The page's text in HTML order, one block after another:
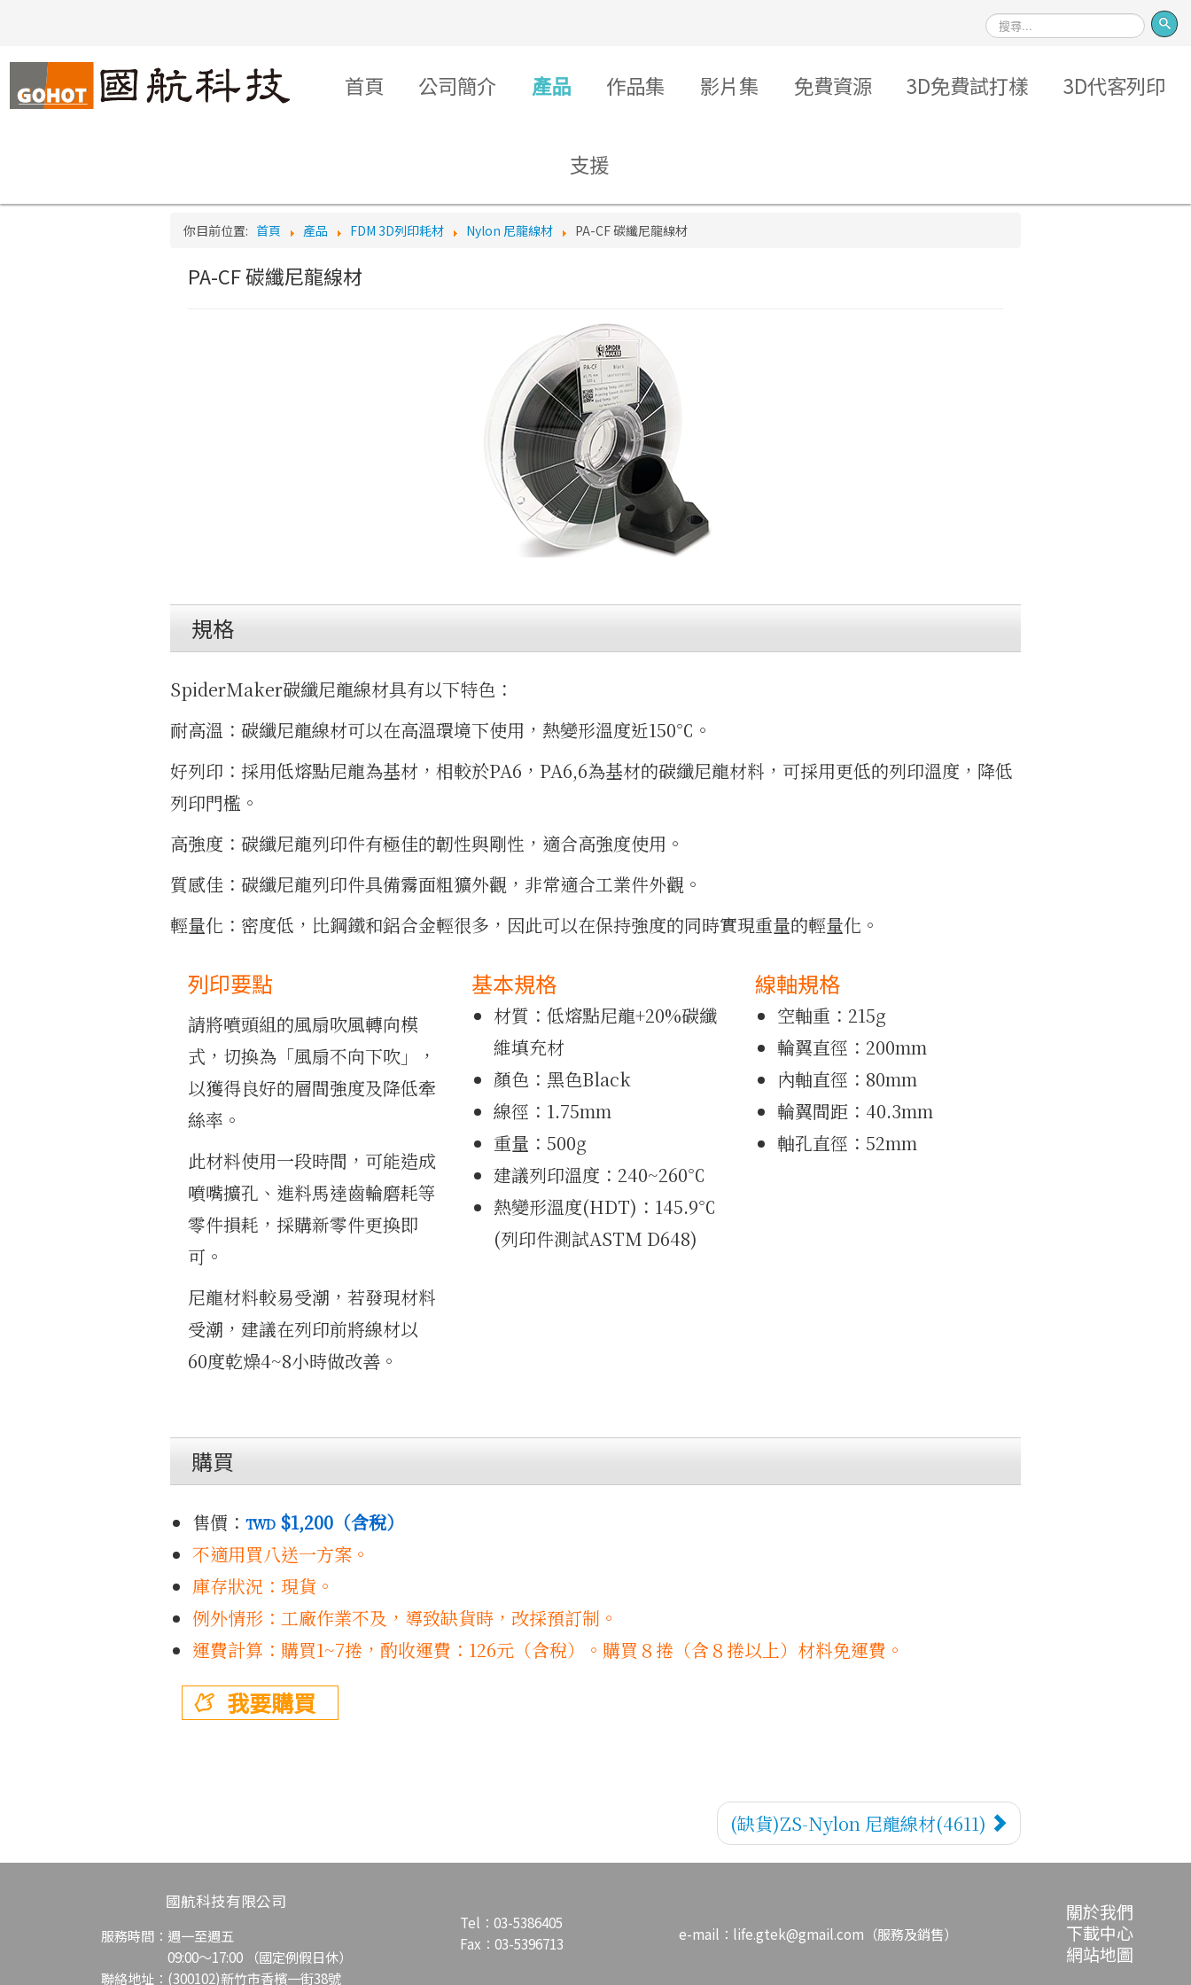
搜
尋
Logo 首頁 公司簡介 產品 作品集 影片集 免費資源 3D免費試打樣 3D代客列印
支援
你目前位置: 首頁 產品 FDM 3D列印耗材 Nylon 尼龍線材 PA-CF 碳纖尼龍線材
PA-CF 碳纖尼龍線材
規格
SpiderMaker碳纖尼龍線材具有以下特色：
耐高溫：碳纖尼龍線材可以在高溫環境下使用，熱變形溫度近150℃。
好列印：採用低熔點尼龍為基材，相較於PA6，PA6,6為基材的碳纖尼龍材料，可採用更低的列印溫度，降低
列印門檻。
高強度：碳纖尼龍列印件有極佳的韌性與剛性，適合高強度使用。
質感佳：碳纖尼龍列印件具備霧面粗獷外觀，非常適合工業件外觀。
輕量化：密度低，比鋼鐵和鋁合金輕很多，因此可以在保持強度的同時實現重量的輕量化。
列印要點
請將噴頭組的風扇吹風轉向模
式，切換為「風扇不向下吹」，
以獲得良好的層間強度及降低牽
絲率。
此材料使用一段時間，可能造成
噴嘴擴孔、進料馬達齒輪磨耗等
零件損耗，採購新零件更換即
可。
尼龍材料較易受潮，若發現材料
受潮，建議在列印前將線材以
60度乾燥4~8小時做改善。
基本規格
材質：低熔點尼龍+20%碳纖
維填充材
顏色：黑色Black
線徑：1.75mm
重量：500g
建議列印溫度：240~260℃
熱變形溫度(HDT)：145.9℃
(列印件測試ASTM D648)
線軸規格
空軸重：215g
輪翼直徑：200mm
內軸直徑：80mm
輪翼間距：40.3mm
軸孔直徑：52mm
購買
售價： TWD $1,200（含稅）
不適用買八送一方案。
庫存狀況：現貨。
例外情形：工廠作業不及，導致缺貨時，改採預訂制。
運費計算：購買1~7捲，酌收運費：126元（含稅）。購買８捲（含８捲以上）材料免運費。
我要購買
(缺貨)ZS-Nylon 尼龍線材(4611)
國航科技有限公司
服務時間：週一至週五
09:00～17:00 （國定例假日休）
聯絡地址：(300102)新竹市香檳一街38號
Tel：03-5386405
Fax：03-5396713
e-mail： life.gtek@gmail.com（服務及銷售）
關於我們
下載中心
網站地圖